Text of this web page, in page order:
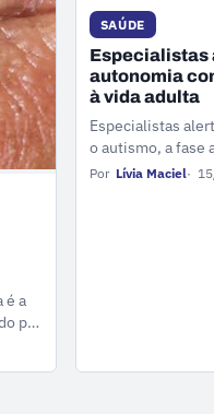
é a
por
SAÚDE
Especialistas
autonomia
à vida adulta
Especialistas
o autismo, a fase
Por Lívia Maciel